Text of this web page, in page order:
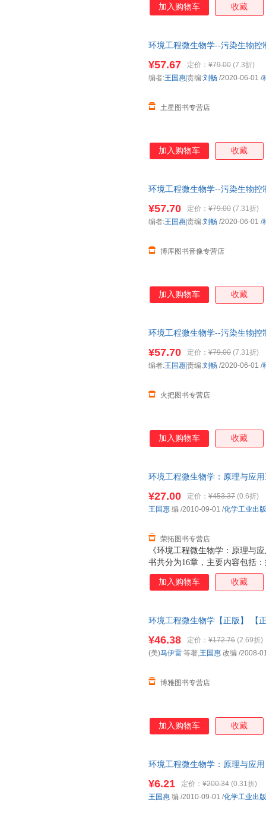
加入购物车 收藏
环境工程微生物学--污染生物
¥57.67 定价： ¥79.00 (7.3折)
土星图书专营店
编者:王国惠|责编:刘畅 /2020-06-01 /
加入购物车 收藏
环境工程微生物学--污染生物
¥57.70 定价： ¥79.00 (7.31折)
博库图书音像专营店
编者:王国惠|责编:刘畅 /2020-06-01 /
加入购物车 收藏
环境工程微生物学--污染生物
¥57.70 定价： ¥79.00 (7.31折)
火把图书专营店
编者:王国惠|责编:刘畅 /2020-06-01 /
加入购物车 收藏
环境工程微生物学：原理与应
《环境工程微生物学：原理与
书共分为16章，主要内容包括
营养、代谢、繁殖及其控制、
及其在污染控制中的应用；环
业师生的教材，也可供从事环
¥27.00 定价： ¥453.37 (0.6折)
荣拓图书专营店
王国惠 编 /2010-09-01 /化学工业出
加入购物车 收藏
环境工程微生物学【正版】 【
¥46.38 定价： ¥172.76 (2.69折)
博雅图书专营店
(美)马伊雷 等著,王国惠 改编 /2008-
加入购物车 收藏
环境工程微生物学：原理与应
¥6.21 定价： ¥200.34 (0.31折)
王国惠 编 /2010-09-01 /化学工业出